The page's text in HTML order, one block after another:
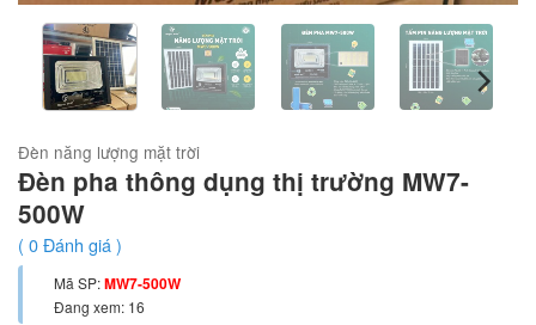
Đèn năng lượng mặt trời
Đèn pha thông dụng thị trường MW7-
500W
( 0Đánh giá )
Mã SP:MW7-500W
Đang xem: 16